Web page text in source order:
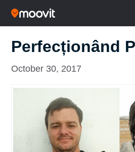
Perfecționând
October 30, 2017